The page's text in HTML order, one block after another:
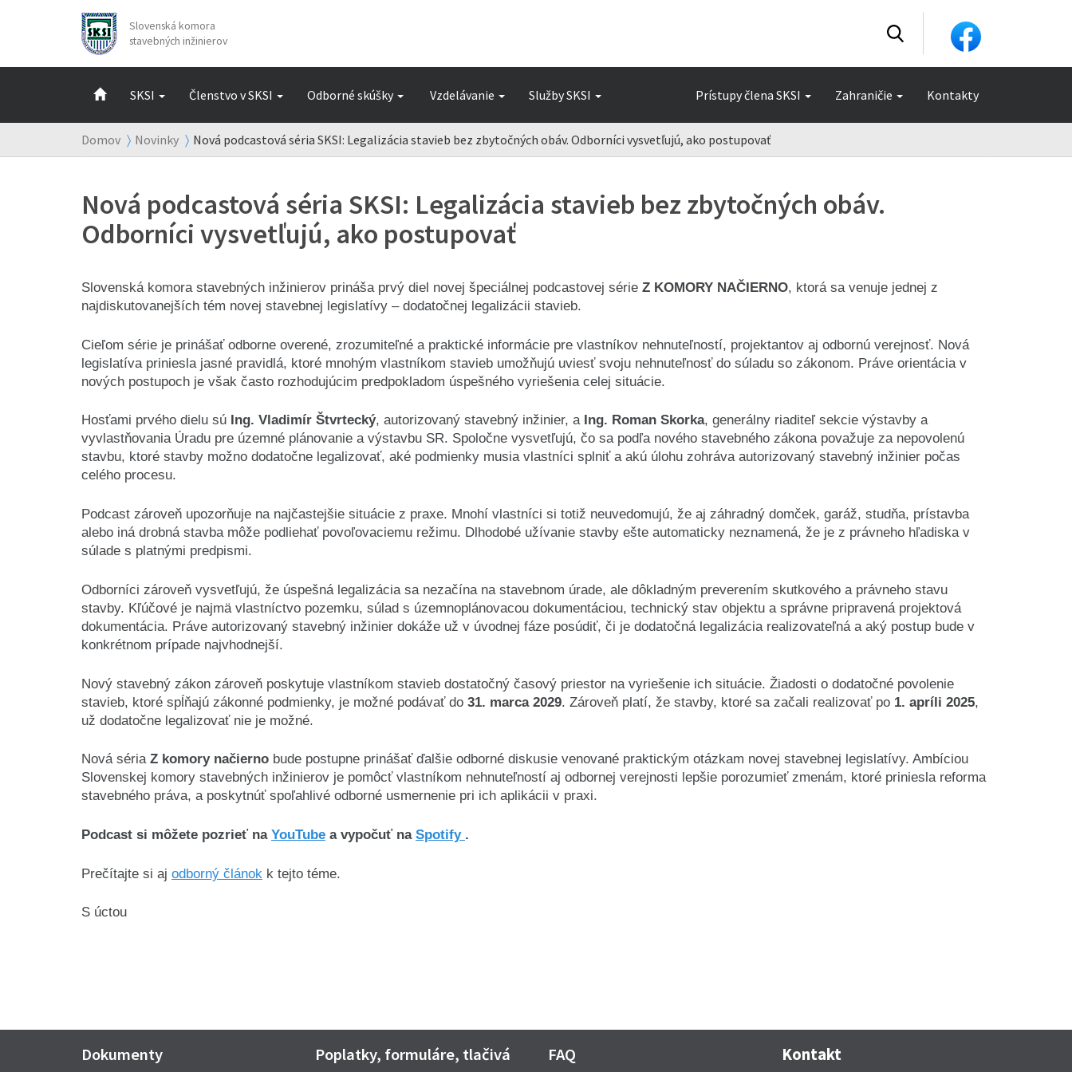
Slovenská komora
stavebných inžinierov
SKSI Členstvo v SKSI Odborné skúšky Vzdelávanie Služby SKSI Prístupy člena SKSI Zahraničie Kontakty
Domov Novinky Nová podcastová séria SKSI: Legalizácia stavieb bez zbytočných obáv. Odborníci vysvetľujú, ako postupovať
Nová podcastová séria SKSI: Legalizácia stavieb bez zbytočných obáv.
Odborníci vysvetľujú, ako postupovať
Slovenská komora stavebných inžinierov prináša prvý diel novej špeciálnej podcastovej série Z KOMORY NAČIERNO, ktorá sa venuje jednej z
najdiskutovanejších tém novej stavebnej legislatívy – dodatočnej legalizácii stavieb.
Cieľom série je prinášať odborne overené, zrozumiteľné a praktické informácie pre vlastníkov nehnuteľností, projektantov aj odbornú verejnosť. Nová
legislatíva priniesla jasné pravidlá, ktoré mnohým vlastníkom stavieb umožňujú uviesť svoju nehnuteľnosť do súladu so zákonom. Práve orientácia v
nových postupoch je však často rozhodujúcim predpokladom úspešného vyriešenia celej situácie.
Hosťami prvého dielu sú Ing. Vladimír Štvrtecký, autorizovaný stavebný inžinier, a Ing. Roman Skorka, generálny riaditeľ sekcie výstavby a
vyvlastňovania Úradu pre územné plánovanie a výstavbu SR. Spoločne vysvetľujú, čo sa podľa nového stavebného zákona považuje za nepovolenú
stavbu, ktoré stavby možno dodatočne legalizovať, aké podmienky musia vlastníci splniť a akú úlohu zohráva autorizovaný stavebný inžinier počas
celého procesu.
Podcast zároveň upozorňuje na najčastejšie situácie z praxe. Mnohí vlastníci si totiž neuvedomujú, že aj záhradný domček, garáž, studňa, prístavba
alebo iná drobná stavba môže podliehať povoľovaciemu režimu. Dlhodobé užívanie stavby ešte automaticky neznamená, že je z právneho hľadiska v
súlade s platnými predpismi.
Odborníci zároveň vysvetľujú, že úspešná legalizácia sa nezačína na stavebnom úrade, ale dôkladným preverením skutkového a právneho stavu
stavby. Kľúčové je najmä vlastníctvo pozemku, súlad s územnoplánovacou dokumentáciou, technický stav objektu a správne pripravená projektová
dokumentácia. Práve autorizovaný stavebný inžinier dokáže už v úvodnej fáze posúdiť, či je dodatočná legalizácia realizovateľná a aký postup bude v
konkrétnom prípade najvhodnejší.
Nový stavebný zákon zároveň poskytuje vlastníkom stavieb dostatočný časový priestor na vyriešenie ich situácie. Žiadosti o dodatočné povolenie
stavieb, ktoré spĺňajú zákonné podmienky, je možné podávať do 31. marca 2029. Zároveň platí, že stavby, ktoré sa začali realizovať po 1. apríli 2025,
už dodatočne legalizovať nie je možné.
Nová séria Z komory načierno bude postupne prinášať ďalšie odborné diskusie venované praktickým otázkam novej stavebnej legislatívy. Ambíciou
Slovenskej komory stavebných inžinierov je pomôcť vlastníkom nehnuteľností aj odbornej verejnosti lepšie porozumieť zmenám, ktoré priniesla reforma
stavebného práva, a poskytnúť spoľahlivé odborné usmernenie pri ich aplikácii v praxi.
Podcast si môžete pozrieť na YouTube a vypočuť na Spotify .
Prečítajte si aj odborný článok k tejto téme.
S úctou
Dokumenty Poplatky, formuláre, tlačivá FAQ Kontakt